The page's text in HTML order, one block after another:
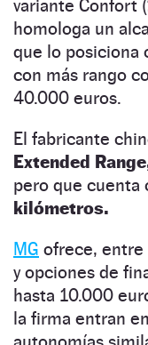
variante Confort (
homologa un
que lo posiciona
con más rango
40.000 euros.
El fabricante
Extended
pero que cuenta
kilómetros.
MG ofrece, entre
y opciones de
hasta 10.000
la firma entran